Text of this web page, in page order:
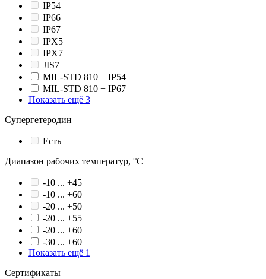
IP54
IP66
IP67
IPX5
IPX7
JIS7
MIL-STD 810 + IP54
MIL-STD 810 + IP67
Показать ещё 3
Супергетеродин
Есть
Диапазон рабочих температур, °С
-10 ... +45
-10 ... +60
-20 ... +50
-20 ... +55
-20 ... +60
-30 ... +60
Показать ещё 1
Сертификаты